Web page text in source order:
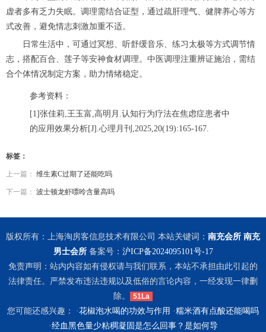
虚者多有乏力失眠。调理需结合证型，通过疏肝理气、健脾养心等方
式改善，避免情志刺激加重不适。
日常生活中，可通过冥想、听舒缓音乐、练习太极等方式调节情
志，搭配百合、莲子等安神食材调理。中医调理注重辨证施治，需结
合个体情况制定方案，助力情绪稳定。
参考资料：
[1]张佳莉,王玉富,高明月.认知行为疗法在焦虑症患者中
的应用效果分析[J].心理月刊,2025,20(19):165-167.
标签：
上一篇： 维生素C过期了还能吃吗
下一篇： 波士顿龙虾嘌呤含量高吗
版权所有：上海淘房客信息技术有限公司 本站关键词： 南充会所 南充
男士会所备案号： 沪ICP备2024095101号-17
免责声明：站内内容如有侵权请与我们联系，本站不承担由此引起的
法律责任。严禁发布违法违规以及低俗的言论内容，一经发现一律删
除。
51La
您可能还感兴趣： ·花椒泡水喝的功效与作用 ·糯米酒有点酸还能喝吗
·经血黑色量少粘稠凝固是怎么回事？是如何导